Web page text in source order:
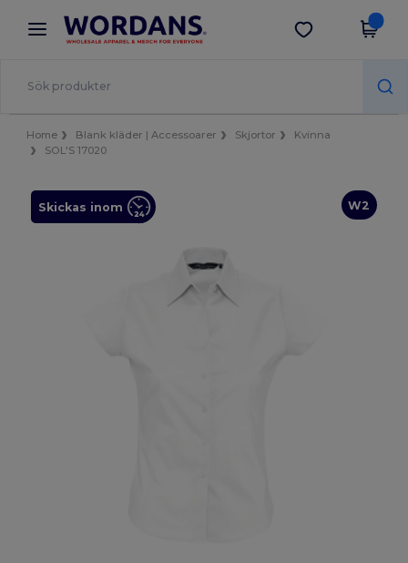
× Wordans-app
Bättre priser i appen!
Hämta app
Home Blank kläder | Accessoarer Skjortor
Kvinna
SOL'S 17020
W2
Skickas inom